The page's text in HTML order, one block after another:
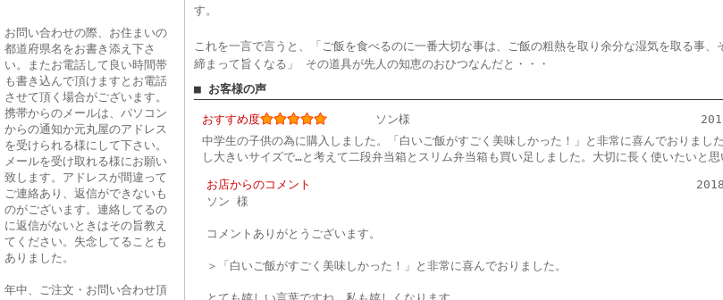
お問い合わせの際、お住まいの
都道府県名をお書き添え下さ
い。またお電話して良い時間帯
も書き込んで頂けますとお電話
させて頂く場合がございます。
携帯からのメールは、パソコン
からの通知か元丸屋のアドレス
を受けられる様にして下さい。
メールを受け取れる様にお願い
致します。アドレスが間違って
ご連絡あり、返信ができないも
のがございます。連絡してるの
に返信がないときはその旨教え
てください。失念してることも
ありました。
年中、ご注文・お問い合わせ頂
す。
これを一言で言うと、「ご飯を食べるのに一番大切な事は、ご飯の粗熱を取り余分な湿気を取る事、
締まって旨くなる」 その道具が先人の知恵のおひつなんだと・・・
■ お客様の声
おすすめ度 ソン様
中学生の子供の為に購入しました。「白いご飯がすごく美味しかった！」と非常に喜んでおりまし
し大きいサイズで…と考えて二段弁当箱とスリム弁当箱も買い足しました。大切に長く使いたいと思
お店からのコメント
ソン 様
コメントありがとうございます。
＞「白いご飯がすごく美味しかった！」と非常に喜んでおりました。